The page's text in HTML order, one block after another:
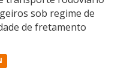
sob regime de
de fretamento